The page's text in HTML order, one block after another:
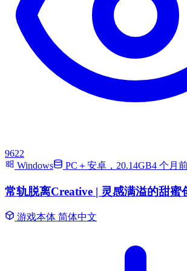
9622
Windows
PC＋安卓，20.14GB4 个月
常轨脱离Creative | 灵感满溢的甜蜜
游戏本体 简体中文